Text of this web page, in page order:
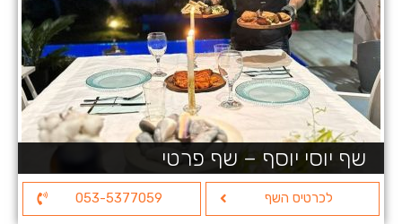
שף יוסי יוסף – שף פרטי
לכרטיס השף 053-5377059